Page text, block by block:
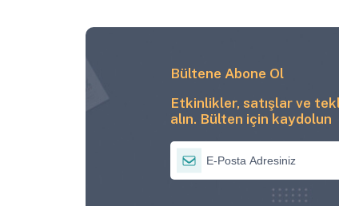
Bültene Abone Ol
Etkinlikler, satışlar ve
alın. Bülten için kaydolun